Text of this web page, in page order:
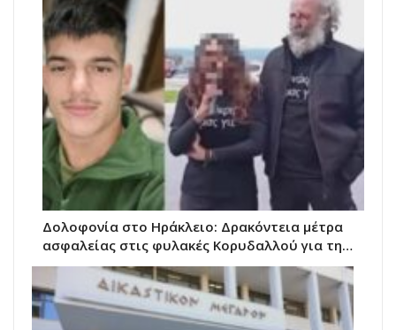
Δολοφονία στο Ηράκλειο: Δρακόντεια μέτρα
ασφαλείας στις φυλακές Κορυδαλλού για τη…